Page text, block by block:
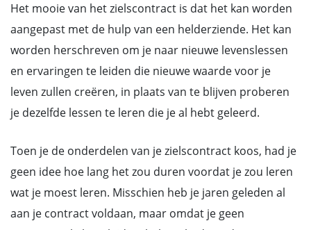
Het mooie van het zielscontract is dat het kan worden
aangepast met de hulp van een helderziende. Het kan
worden herschreven om je naar nieuwe levenslessen
en ervaringen te leiden die nieuwe waarde voor je
leven zullen creëren, in plaats van te blijven proberen
je dezelfde lessen te leren die je al hebt geleerd.
Toen je de onderdelen van je zielscontract koos, had je
geen idee hoe lang het zou duren voordat je zou leren
wat je moest leren. Misschien heb je jaren geleden al
aan je contract voldaan, maar omdat je geen